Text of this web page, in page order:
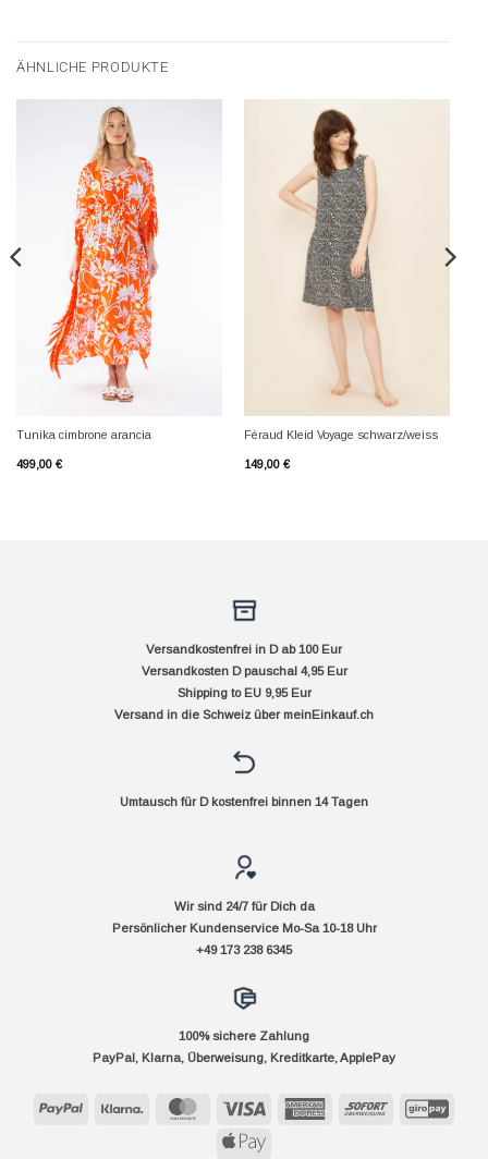
ÄHNLICHE PRODUKTE
Tunika cimbrone arancia
499,00 €
Féraud Kleid Voyage schwarz/weiss
149,00 €
Versandkostenfrei in D ab 100 Eur
Versandkosten D pauschal 4,95 Eur
Shipping to EU 9,95 Eur
Versand in die Schweiz über meinEinkauf.ch
Umtausch für D kostenfrei binnen 14 Tagen
Wir sind 24/7 für Dich da
Persönlicher Kundenservice Mo-Sa 10-18 Uhr
+49 173 238 6345
100% sichere Zahlung
PayPal, Klarna, Überweisung, Kreditkarte, ApplePay
PayPal Klarna MasterCard Visa
AmericanSofort
Apple